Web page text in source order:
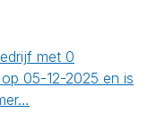
met 0
05-12-2025 en is